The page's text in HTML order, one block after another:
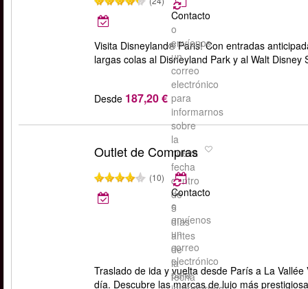
Contacto
o
envíenos
un
correo
electrónico
para
informarnos
sobre
la
nueva
fecha
dentro
de
5
días
antes
de
la
fecha
Visita Disneyland® Paris! Con entradas
largas colas al Disneyland Park y al Walt Disney
Desde 187,20 €
Outlet de Compras
(10)
Contacto
o
envíenos
un
correo
electrónico
para
Traslado de ida y vuelta desde París a La
día. Descubre las marcas de lujo más